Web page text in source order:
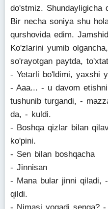
do'stmiz. Shundayligicha
Bir necha soniya shu
qurshovida edim.
Ko'zlarini yumib
so'rayotgan paytda,
- Yetarli bo'ldimi, yaxshi
- Aaa... - u davom
tushunib turgandi, -
da, - kuldi.
- Boshqa qizlar bilan
ko'pini.
- Sen bilan boshqacha
- Jinnisan
- Mana bular jinni qiladi,
qildi.